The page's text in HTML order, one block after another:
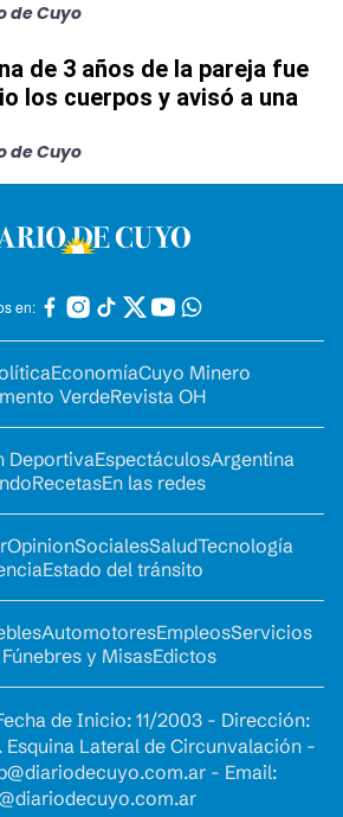
de Cuyo
de 3 años de la pareja fue
los cuerpos y avisó a una
de Cuyo
en:
EconomíaCuyo Minero
VerdeRevista OH
DeportivaEspectáculosArgentina
RecetasEn las redes
OpinionSocialesSaludTecnología
Estado del tránsito
AutomotoresEmpleosServicios
y MisasEdictos
de Inicio: 11/2003 - Dirección:
Esquina Lateral de Circunvalación -
- Email: